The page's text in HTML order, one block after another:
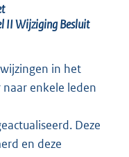
II Wijziging Besluit
in het
enkele leden
Deze
en deze